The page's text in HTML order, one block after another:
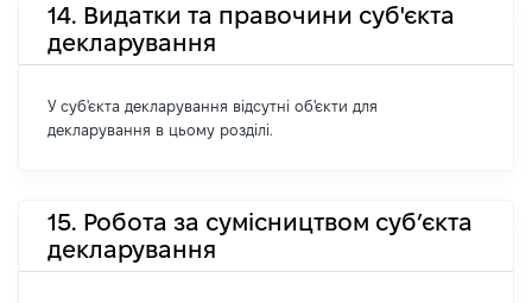
14. Видатки та правочини суб'єкта
декларування
У суб'єкта декларування відсутні об'єкти для
декларування в цьому розділі.
15. Робота за сумісництвом суб’єкта
декларування